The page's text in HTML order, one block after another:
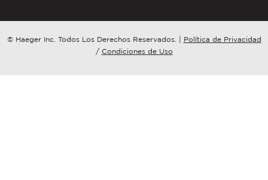
REGARDING?*
Contact Us
Tooling Wizard
© Haeger Inc. Todos Los Derechos Reservados.
Política de Privacidad
/ Condiciones de Uso